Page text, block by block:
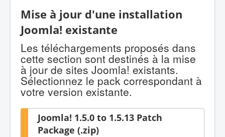
Mise à jour d'une installation
Joomla! existante
Les téléchargements proposés dans
cette section sont destinés à la mise
à jour de sites Joomla! existants.
Sélectionnez le pack correspondant à
votre version existante.
Joomla! 1.5.0 to 1.5.13 Patch
Package (.zip)